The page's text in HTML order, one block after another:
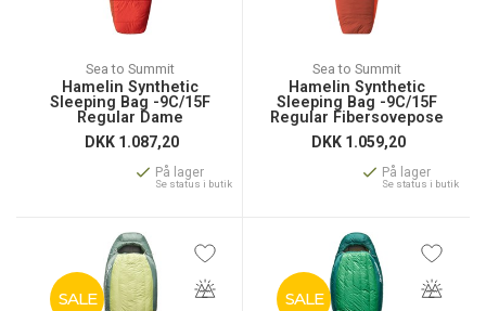
Sea to Summit
Hamelin Synthetic
Sleeping Bag -9C/15F
Regular Dame
Fibersovepose
DKK 1.087,20
På lager
Se status i butik
Sea to Summit
Hamelin Synthetic
Sleeping Bag -9C/15F
Regular Fibersovepose
DKK 1.059,20
På lager
Se status i butik
SALE SALE